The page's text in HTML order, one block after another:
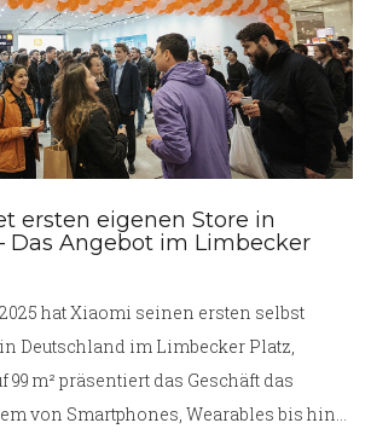
ersten eigenen Store in
Das Angebot im Limbecker
hat Xiaomi seinen ersten selbst
Deutschland im Limbecker Platz,
99 m² präsentiert das Geschäft das
von Smartphones, Wearables bis hin